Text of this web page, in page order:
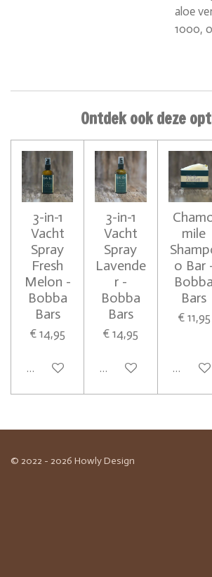
aloe
1000,
Ontdek ook deze
3-in-1
Vacht
Spray
Fresh
Melon -
Bobba
Bars
€ 14,95
In winkelwagen
3-in-1
Vacht
Spray
Lavende
r -
Bobba
Bars
€ 14,95
In winkelwagen
mile
o Bar
Bobba
Bars
€ 11,95
In
© 2022 - 2026 Howly Design